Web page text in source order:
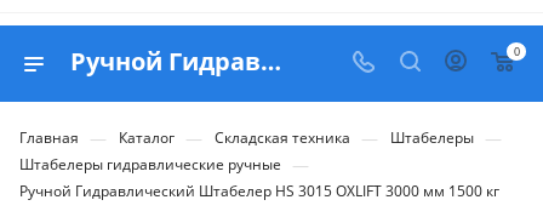
Ручной Гидравлический Штабелер HS 3015 OXLIFT 3000 мм 1500 кг - купить в Belapex 0
Главная — Каталог — Складская техника — Штабелеры —
Штабелеры гидравлические ручные —
Ручной Гидравлический Штабелер HS 3015 OXLIFT 3000 мм 1500 кг